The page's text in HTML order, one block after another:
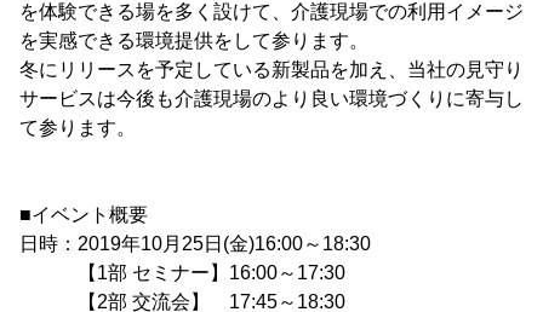
を体験できる場を多く設けて、介護現場での利用イメージ
を実感できる環境提供をして参ります。
冬にリリースを予定している新製品を加え、当社の見守り
サービスは今後も介護現場のより良い環境づくりに寄与し
て参ります。
■イベント概要
日時：2019年10月25日(金)16:00～18:30
【1部 セミナー】16:00～17:30
【2部 交流会】 17:45～18:30